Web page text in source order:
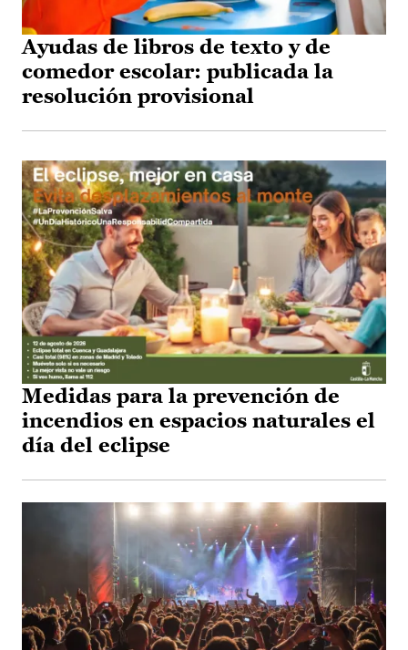
Ayudas de libros de texto y de
comedor escolar: publicada la
resolución provisional
Medidas para la prevención de
incendios en espacios naturales el
día del eclipse